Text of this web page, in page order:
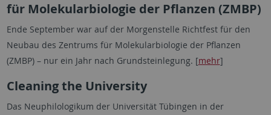
für Molekularbiologie der Pflanzen (ZMBP)
Ende September war auf der Morgenstelle Richtfest für den
Neubau des Zentrums für Molekularbiologie der Pflanzen
(ZMBP) – nur ein Jahr nach Grundsteinlegung. [mehr]
Cleaning the University
Das Neuphilologikum der Universität Tübingen in der